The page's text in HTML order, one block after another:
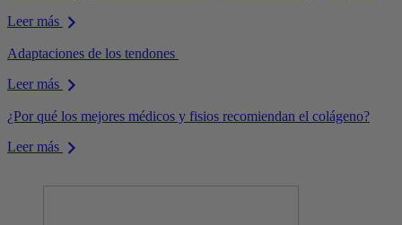
Leer más
Adaptaciones de los tendones
Leer más
¿Por qué los mejores médicos y fisios recomiendan el colágeno?
Leer más